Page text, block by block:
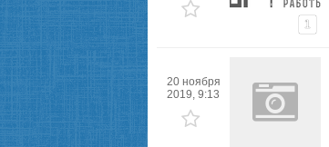
1
20 ноября
2019, 9:13